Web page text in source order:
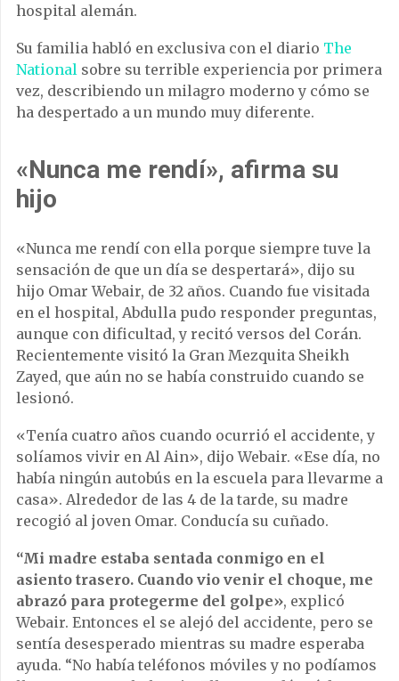
hospital alemán.
Su familia habló en exclusiva con el diario The
National sobre su terrible experiencia por primera
vez, describiendo un milagro moderno y cómo se
ha despertado a un mundo muy diferente.
«Nunca me rendí», afirma su
hijo
«Nunca me rendí con ella porque siempre tuve la
sensación de que un día se despertará», dijo su
hijo Omar Webair, de 32 años. Cuando fue visitada
en el hospital, Abdulla pudo responder preguntas,
aunque con dificultad, y recitó versos del Corán.
Recientemente visitó la Gran Mezquita Sheikh
Zayed, que aún no se había construido cuando se
lesionó.
«Tenía cuatro años cuando ocurrió el accidente, y
solíamos vivir en Al Ain», dijo Webair. «Ese día, no
había ningún autobús en la escuela para llevarme a
casa». Alrededor de las 4 de la tarde, su madre
recogió al joven Omar. Conducía su cuñado.
“Mi madre estaba sentada conmigo en el
asiento trasero. Cuando vio venir el choque, me
abrazó para protegerme del golpe», explicó
Webair. Entonces el se alejó del accidente, pero se
sentía desesperado mientras su madre esperaba
ayuda. “No había teléfonos móviles y no podíamos